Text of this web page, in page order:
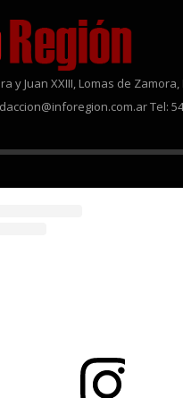
y Juan XXIII, Lomas de Zamora,
Tel: